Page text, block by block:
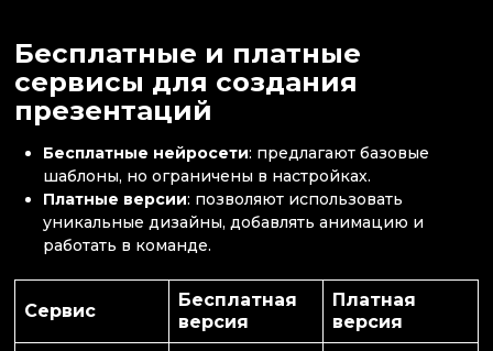
Бесплатные и платные
сервисы для создания
презентаций
Бесплатные нейросети: предлагают базовые
шаблоны, но ограничены в настройках.
Платные версии: позволяют использовать
уникальные дизайны, добавлять анимацию и
работать в команде.
Сервис
Бесплатная
версия
Платная
версия